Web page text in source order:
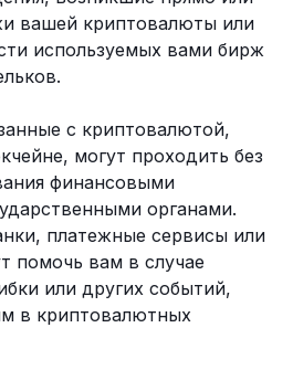
вашей криптовалюты или
используемых вами бирж
с криптовалютой,
могут проходить без
финансовыми
органами.
платежные сервисы или
помочь вам в случае
или других событий,
в криптовалютных